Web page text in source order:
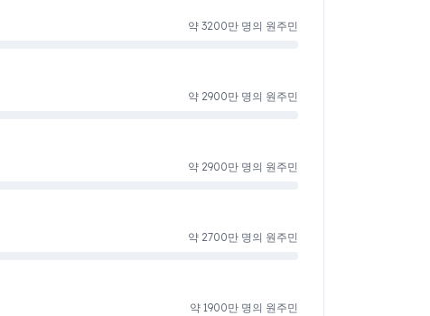
약 3200만 명의 원주민
약 2900만 명의 원주민
약 2900만 명의 원주민
약 2700만 명의 원주민
약 1900만 명의 원주민